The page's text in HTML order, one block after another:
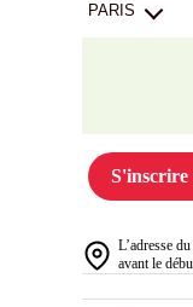
PARIS
S'inscrire
L’adresse
avant le